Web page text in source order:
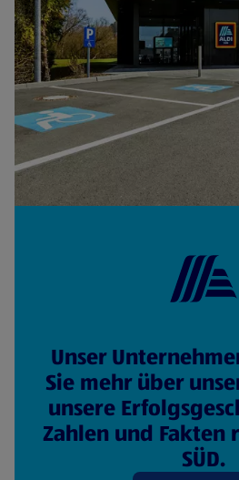
Unser
Sie mehr über
unsere
Zahlen und Fakten
SÜD.